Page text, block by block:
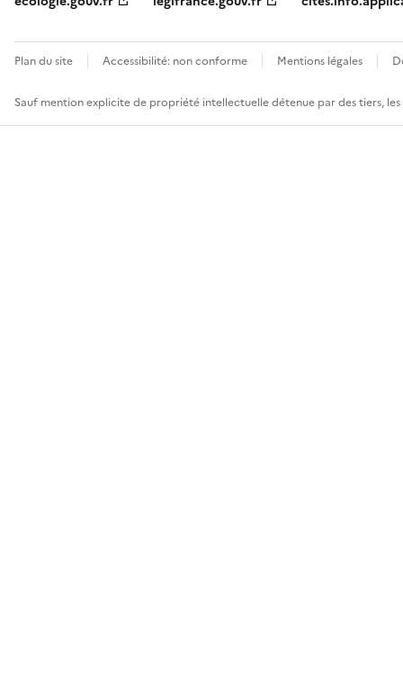
Plan du site Accessibilité: non conforme Mentions légales
Sauf mention explicite de propriété intellectuelle détenue par des tiers,